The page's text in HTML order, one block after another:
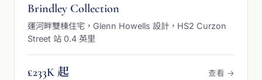
Brindley Collection
運河畔雙棟住宅，Glenn Howells 設計，HS2 Curzon
Street 站 0.4 英里
£233K 起 查看 →